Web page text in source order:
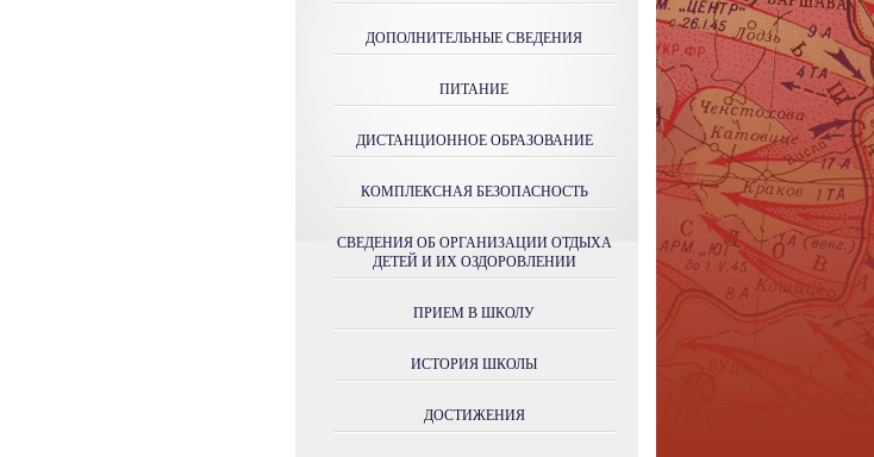
ДОПОЛНИТЕЛЬНЫЕ СВЕДЕНИЯ
ПИТАНИЕ
ДИСТАНЦИОННОЕ ОБРАЗОВАНИЕ
КОМПЛЕКСНАЯ БЕЗОПАСНОСТЬ
СВЕДЕНИЯ ОБ ОРГАНИЗАЦИИ ОТДЫХА
ДЕТЕЙ И ИХ ОЗДОРОВЛЕНИИ
ПРИЕМ В ШКОЛУ
ИСТОРИЯ ШКОЛЫ
ДОСТИЖЕНИЯ